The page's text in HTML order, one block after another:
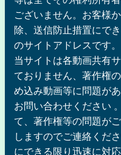
ございません。お客様
除、送信防止措置にで
のサイトアドレスです
当サイトは各動画共有
ておりません、著作権
め込み動画等に問題が
お問い合わせください
て、著作権等の問題が
しますのでご連絡くだ
にできる限り迅速に対